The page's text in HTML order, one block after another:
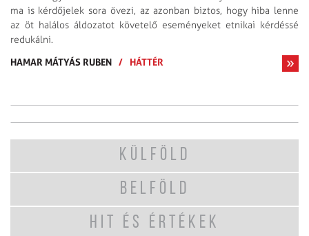
ma is kérdőjelek sora övezi, az azonban biztos, hogy hiba lenne
az öt halálos áldozatot követelő eseményeket etnikai kérdéssé
redukálni.
HAMAR MÁTYÁS RUBEN / HÁTTÉR
KÜLFÖLD
BELFÖLD
HIT ÉS ÉRTÉKEK